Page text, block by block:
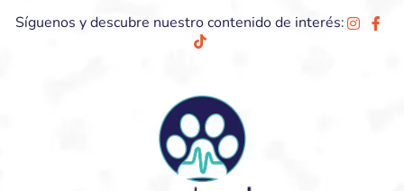
Síguenos y descubre nuestro contenido de interés: